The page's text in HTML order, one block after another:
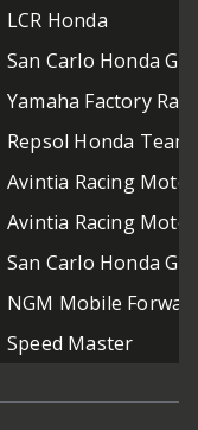
LCR Honda
San Carlo Honda
Yamaha Factory
Repsol Honda Team
Avintia Racing
Avintia Racing
San Carlo Honda
NGM Mobile
Speed Master